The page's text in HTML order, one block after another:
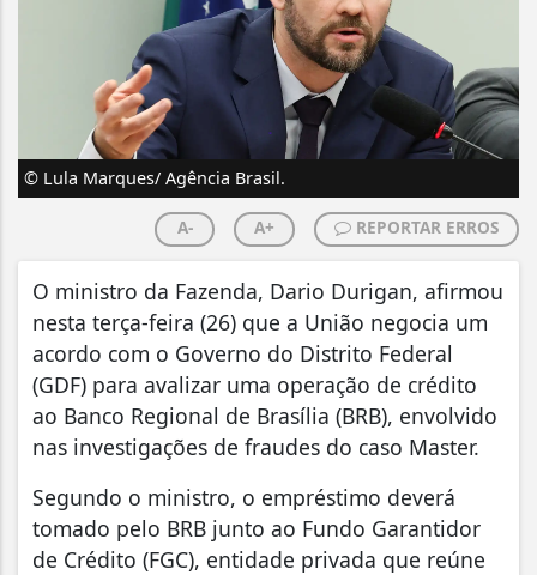
© Lula Marques/ Agência Brasil.
A- A+ REPORTAR ERROS
O ministro da Fazenda, Dario Durigan, afirmou
nesta terça-feira (26) que a União negocia um
acordo com o Governo do Distrito Federal
(GDF) para avalizar uma operação de crédito
ao Banco Regional de Brasília (BRB), envolvido
nas investigações de fraudes do caso Master.
Segundo o ministro, o empréstimo deverá
tomado pelo BRB junto ao Fundo Garantidor
de Crédito (FGC), entidade privada que reúne